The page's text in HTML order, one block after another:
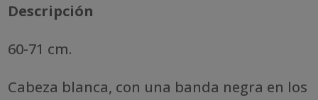
Descripción
60-71 cm.
Cabeza blanca, con una banda negra en los